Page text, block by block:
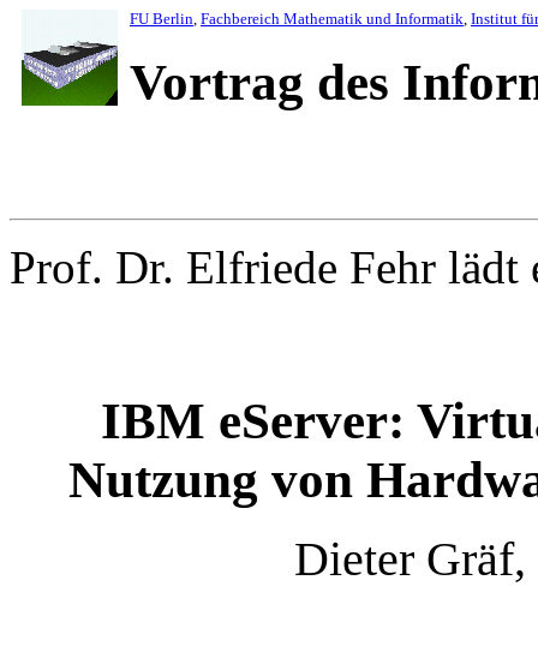
FU Berlin, Fachbereich Mathematik und Informatik, Institut
Vortrag des
Prof. Dr. Elfriede Fehr lädt
IBM eServer:
Nutzung von
Dieter